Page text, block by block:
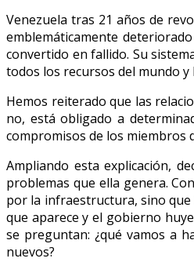
Venezuela tras 21 años de
emblemáticamente
convertido en fallido. Su
todos los recursos del mundo
Hemos reiterado que las
no, está obligado a
compromisos de los miembros
Ampliando esta explicación,
problemas que ella genera.
por la infraestructura, sino
que aparece y el gobierno
se preguntan: ¿qué vamos a
nuevos?